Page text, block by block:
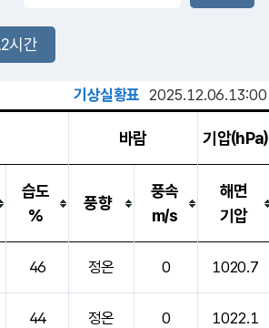
시간
기상실황표 2025.12.06.13:00
바람 기압(hPa)
습도
%
풍향
풍속
m/s
해면
기압
46 정온 0 1020.7
44 정온 0 1022.1